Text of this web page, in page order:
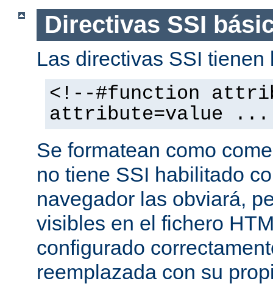
Directivas SSI
Las directivas SSI
<!--#function
attribute=value
Se formatean como
no tiene SSI habilitado
navegador las obviará,
visibles en el fichero
configurado
reemplazada con su